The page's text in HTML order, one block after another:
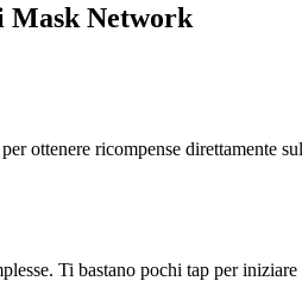
Mask Network
ottenere ricompense direttamente
Ti bastano pochi tap per